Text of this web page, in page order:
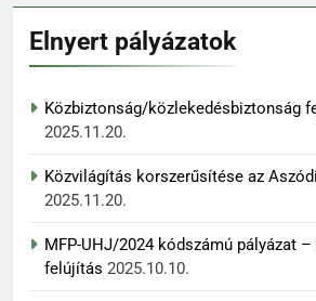
Elnyert pályázatok
Közbiztonság/közlekedésbiztonság
2025.11.20.
Közvilágítás korszerűsítése az
2025.11.20.
MFP-UHJ/2024 kódszámú pályázat
felújítás 2025.10.10.